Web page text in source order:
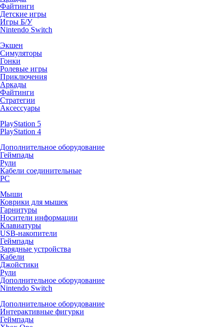
Файтинги
Детские игры
Игры Б/У
Nintendo Switch
Экшен
Симуляторы
Гонки
Ролевые игры
Приключения
Аркады
Файтинги
Стратегии
Аксессуары
PlayStation 5
PlayStation 4
Дополнительное оборудование
Геймпады
Рули
Кабели соединительные
PC
Мыши
Коврики для мышек
Гарнитуры
Носители информации
Клавиатуры
USB-накопители
Геймпады
Зарядные устройства
Кабели
Джойстики
Рули
Дополнительное оборудование
Nintendo Switch
Дополнительное оборудование
Интерактивные фигурки
Геймпады